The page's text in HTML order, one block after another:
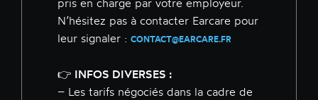
pris en charge par votre employeur.
N’hésitez pas à contacter Earcare pour
leur signaler : CONTACT@EARCARE.FR
👉 INFOS DIVERSES :
– Les tarifs négociés dans la cadre de